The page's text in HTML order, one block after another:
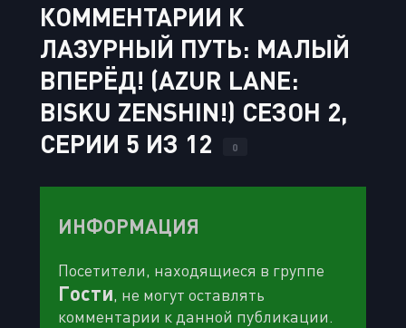
КОММЕНТАРИИ К
ЛАЗУРНЫЙ ПУТЬ: МАЛЫЙ
ВПЕРЁД! (AZUR LANE:
BISKU ZENSHIN!) СЕЗОН 2,
СЕРИИ 5 ИЗ 12
0
ИНФОРМАЦИЯ
Посетители, находящиеся в группе
Гости, не могут оставлять
комментарии к данной публикации.